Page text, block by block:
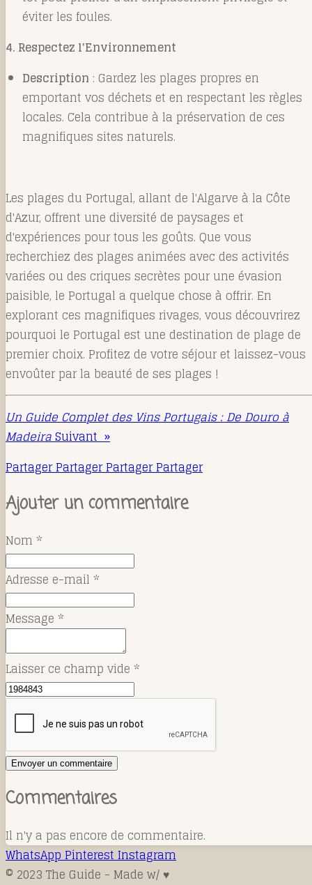
éviter les foules.
4. Respectez l'Environnement
Description : Gardez les plages propres en
emportant vos déchets et en respectant les règles
locales. Cela contribue à la préservation de ces
magnifiques sites naturels.
Les plages du Portugal, allant de l'Algarve à la Côte
d'Azur, offrent une diversité de paysages et
d'expériences pour tous les goûts. Que vous
recherchiez des plages animées avec des activités
variées ou des criques secrètes pour une évasion
paisible, le Portugal a quelque chose à offrir. En
explorant ces magnifiques rivages, vous découvrirez
pourquoi le Portugal est une destination de plage de
premier choix. Profitez de votre séjour et laissez-vous
envoûter par la beauté de ses plages !
Un Guide Complet des Vins Portugais : De Douro à
MadeiraSuivant»
PartagerPartagerPartagerPartager
Ajouter un commentaire
Nom *
Adresse e-mail *
Message *
Laisser ce champ vide *
Envoyer un commentaire
Commentaires
Il n'y a pas encore de commentaire.
WhatsApp Pinterest Instagram
© 2023 The Guide - Made w/ ♥️